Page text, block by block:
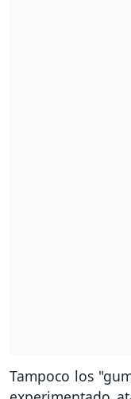
Tampoco los